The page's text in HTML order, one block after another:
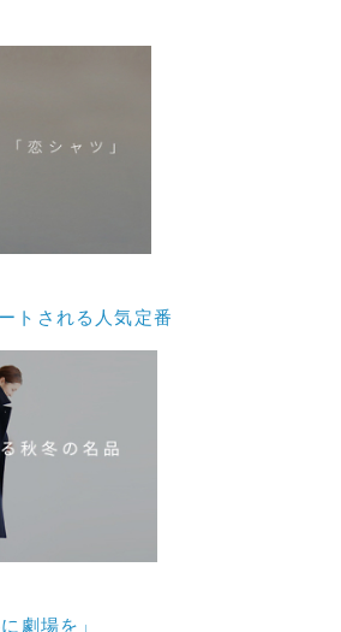
トされる人気定番
劇場を」